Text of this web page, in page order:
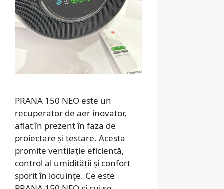
PRANA 150 NEO este un
recuperator de aer inovator,
aflat în prezent în faza de
proiectare și testare. Acesta
promite ventilație eficientă,
control al umidității și confort
sporit în locuințe. Ce este